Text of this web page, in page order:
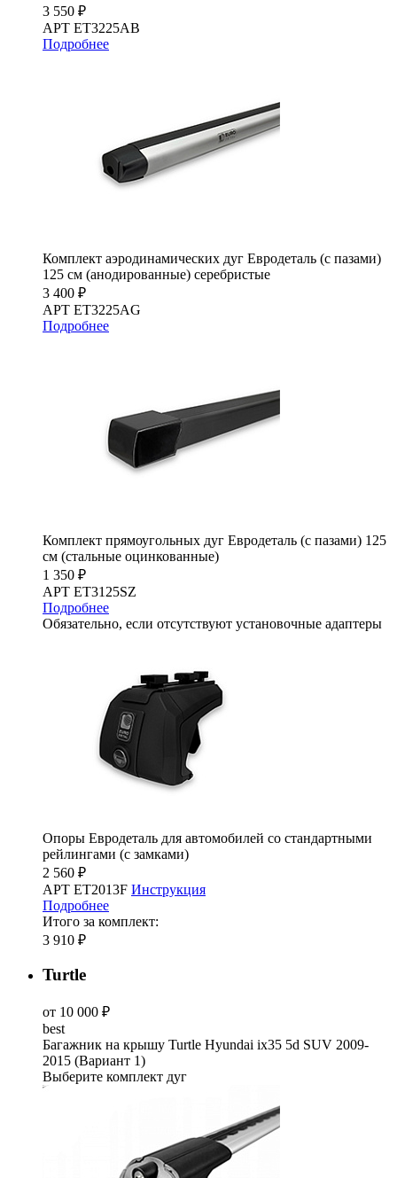
3 550 ₽
АРТ ET3225AB
Подробнее
Комплект аэродинамических дуг Евродеталь (с пазами)
125 см (анодированные) серебристые
3 400 ₽
АРТ ET3225AG
Подробнее
Комплект прямоугольных дуг Евродеталь (с пазами) 125
см (стальные оцинкованные)
1 350 ₽
АРТ ET3125SZ
Подробнее
Обязательно, если отсутствуют установочные адаптеры
Опоры Евродеталь для автомобилей со стандартными
рейлингами (с замками)
2 560 ₽
АРТ ET2013F Инструкция
Подробнее
Итого за комплект:
3 910 ₽
Turtle
от 10 000 ₽
best
Багажник на крышу Turtle Hyundai ix35 5d SUV 2009-
2015 (Вариант 1)
Выберите комплект дуг